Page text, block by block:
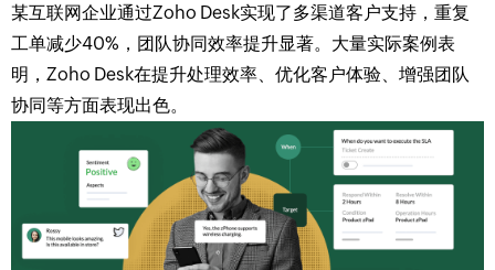
某互联网企业通过Zoho Desk实现了多渠道客户支持，重复
工单减少40%，团队协同效率提升显著。大量实际案例表
明，Zoho Desk在提升处理效率、优化客户体验、增强团队
协同等方面表现出色。